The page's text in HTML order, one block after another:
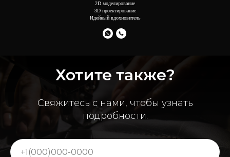
2D моделирование
3D проектирование
Идейный вдохновитель
Хотите также?
Свяжитесь с нами, чтобы узнать
подробности.